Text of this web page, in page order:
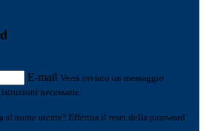
E-mail Verrà inviato un messaggio
necessarie.
al nome utente? Effettua il reset della password